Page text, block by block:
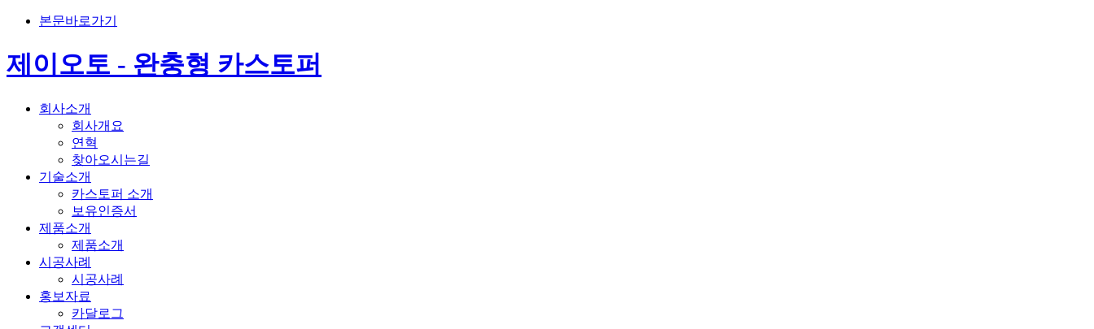
본문바로가기
제이오토 - 완충형 카스토퍼
회사소개
회사개요
연혁
찾아오시는길
기술소개
카스토퍼 소개
보유인증서
제품소개
제품소개
시공사례
시공사례
홍보자료
카달로그